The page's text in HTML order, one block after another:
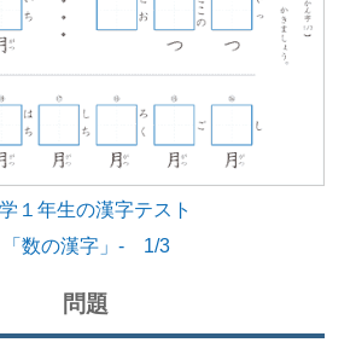
１年生の漢字テスト
「数の漢字」- 1/3
問題